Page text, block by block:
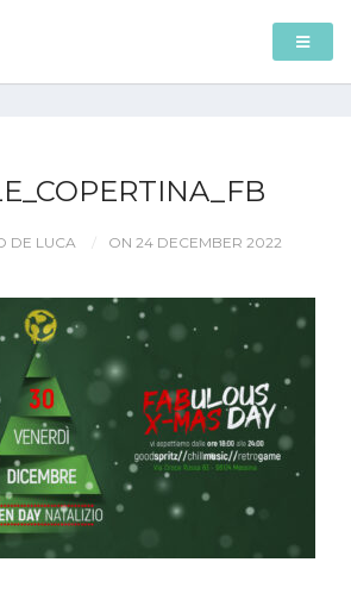
DE LUCA ON 24 DECEMBER 2022